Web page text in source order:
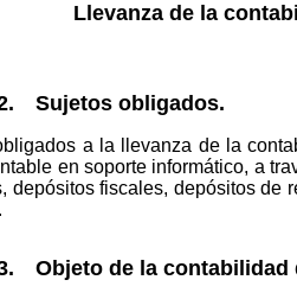
Llevanza de la
Sujetos obligados.
a la llevanza de la
en soporte informático, a
depósitos fiscales, depósitos de
Objeto de la contabilidad